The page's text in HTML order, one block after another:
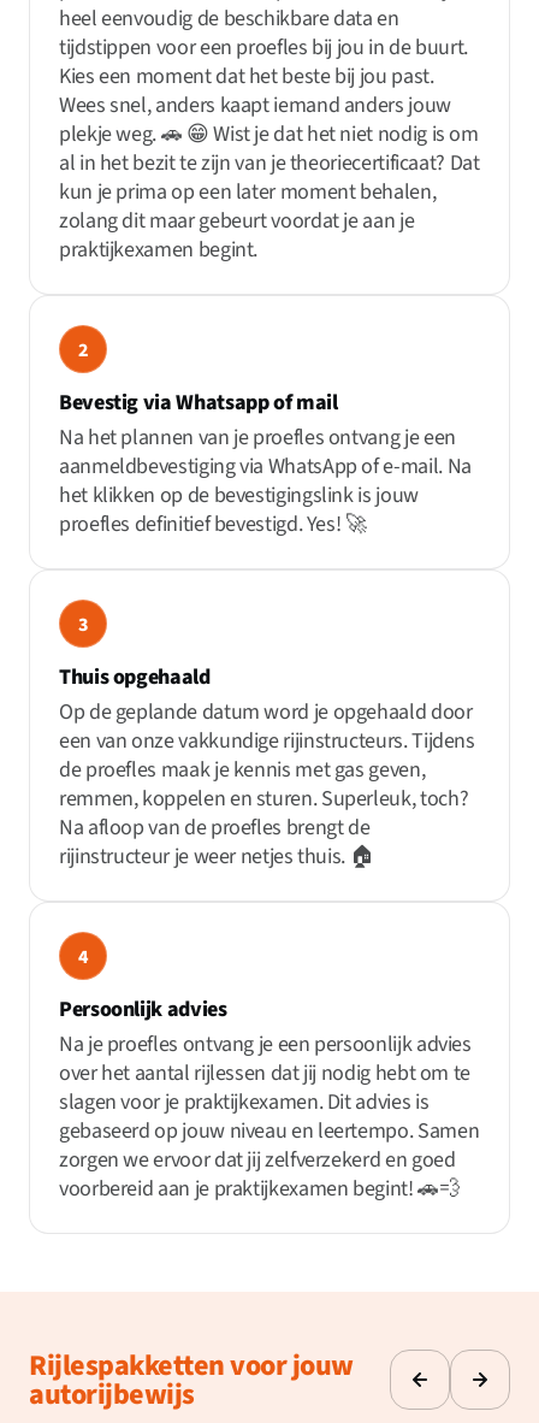
heel eenvoudig de beschikbare data en
tijdstippen voor een proefles bij jou in de buurt.
Kies een moment dat het beste bij jou past.
Wees snel, anders kaapt iemand anders jouw
plekje weg. 🚗 😁 Wist je dat het niet nodig is om
al in het bezit te zijn van je theoriecertificaat? Dat
kun je prima op een later moment behalen,
zolang dit maar gebeurt voordat je aan je
praktijkexamen begint.
2
Bevestig via Whatsapp of mail
Na het plannen van je proefles ontvang je een
aanmeldbevestiging via WhatsApp of e-mail. Na
het klikken op de bevestigingslink is jouw
proefles definitief bevestigd. Yes! 🚀
3
Thuis opgehaald
Op de geplande datum word je opgehaald door
een van onze vakkundige rijinstructeurs. Tijdens
de proefles maak je kennis met gas geven,
remmen, koppelen en sturen. Superleuk, toch?
Na afloop van de proefles brengt de
rijinstructeur je weer netjes thuis. 🏠
4
Persoonlijk advies
Na je proefles ontvang je een persoonlijk advies
over het aantal rijlessen dat jij nodig hebt om te
slagen voor je praktijkexamen. Dit advies is
gebaseerd op jouw niveau en leertempo. Samen
zorgen we ervoor dat jij zelfverzekerd en goed
voorbereid aan je praktijkexamen begint! 🚗💨
Rijlespakketten voor jouw
autorijbewijs